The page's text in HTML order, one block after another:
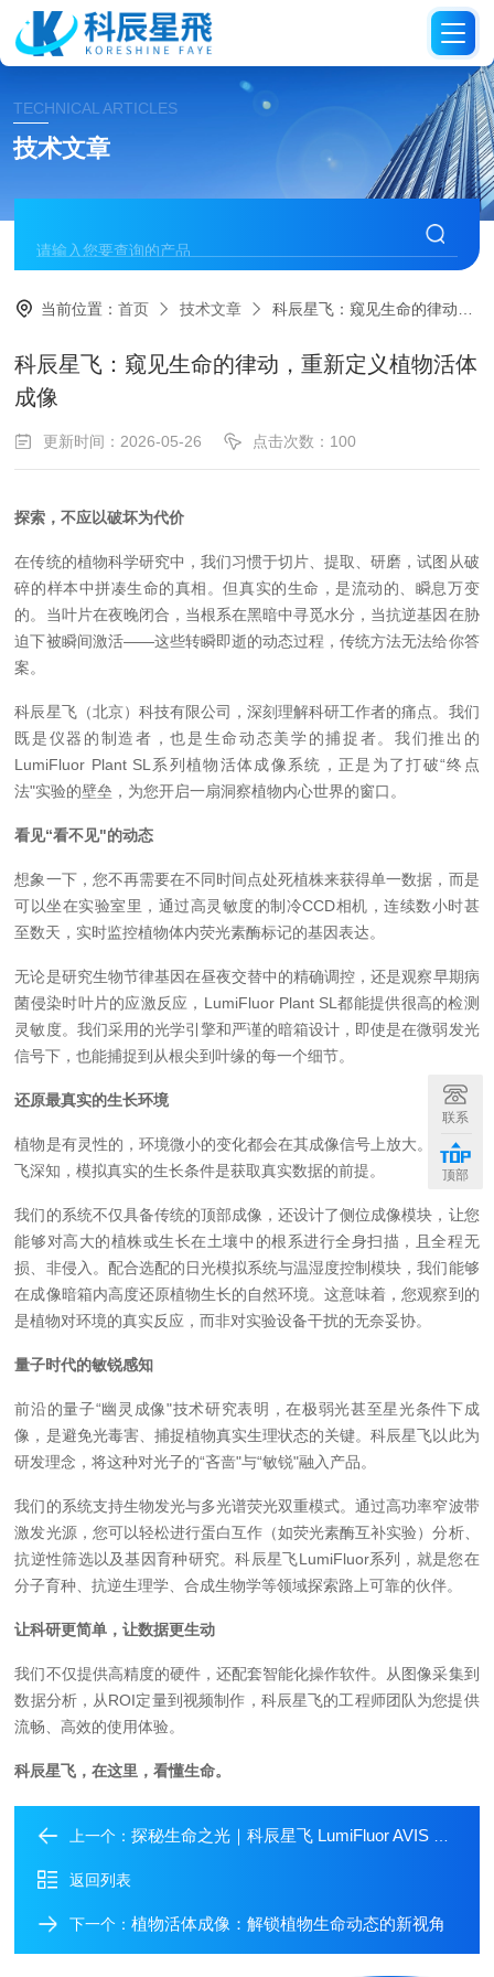
TECHNICAL ARTICLES
技术文章
当前位置：首页 技术文章 科辰星飞：窥见生命的律动，重新定义植物活体成像
科辰星飞：窥见生命的律动，重新定义植物活体
成像
更新时间：2026-05-26 点击次数：100
探索，不应以破坏为代价
在传统的植物科学研究中，我们习惯于切片、提取、研磨，试图从破
碎的样本中拼凑生命的真相。但真实的生命，是流动的、瞬息万变
的。当叶片在夜晚闭合，当根系在黑暗中寻觅水分，当抗逆基因在胁
迫下被瞬间激活——这些转瞬即逝的动态过程，传统方法无法给你答
案。
科辰星飞（北京）科技有限公司，深刻理解科研工作者的痛点。我们
既是仪器的制造者，也是生命动态美学的捕捉者。我们推出的
LumiFluor Plant SL系列植物活体成像系统，正是为了打破“终点
法"实验的壁垒，为您开启一扇洞察植物内心世界的窗口。
看见“看不见"的动态
想象一下，您不再需要在不同时间点处死植株来获得单一数据，而是
可以坐在实验室里，通过高灵敏度的制冷CCD相机，连续数小时甚
至数天，实时监控植物体内荧光素酶标记的基因表达。
无论是研究生物节律基因在昼夜交替中的精确调控，还是观察早期病
菌侵染时叶片的应激反应， LumiFluor Plant SL都能提供很高的检测
灵敏度。我们采用的光学引擎和严谨的暗箱设计，即使是在微弱发光
信号下，也能捕捉到从根尖到叶缘的每一个细节。
还原最真实的生长环境
植物是有灵性的，环境微小的变化都会在其成像信号上放大。科辰星
飞深知，模拟真实的生长条件是获取真实数据的前提。
我们的系统不仅具备传统的顶部成像，还设计了侧位成像模块，让您
能够对高大的植株或生长在土壤中的根系进行全身扫描，且全程无
损、 非侵入 。配合选配的日光模拟系统与温湿度控制模块，我们能够
在成像暗箱内高度还原植物生长的自然环境。这意味着，您观察到的
是植物对环境的真实反应，而非对实验设备干扰的无奈妥协。
量子时代的敏锐感知
前沿的量子“幽灵成像"技术研究表明，在极弱光甚至星光条件下成
像，是避免光毒害、捕捉植物真实生理状态的关键。科辰星飞以此为
研发理念，将这种对光子的“吝啬"与“敏锐"融入产品。
我们的系统支持生物发光与多光谱荧光双重模式。通过高功率窄波带
激发光源，您可以轻松进行蛋白互作（如荧光素酶互补实验）分析、
抗逆性筛选以及基因育种研究。科辰星飞LumiFluor系列，就是您在
分子育种、抗逆生理学、合成生物学等领域探索路上可靠的伙伴。
让科研更简单，让数据更生动
我们不仅提供高精度的硬件，还配套智能化操作软件。从图像采集到
数据分析，从ROI定量到视频制作，科辰星飞的工程师团队为您提供
流畅、高效的使用体验。
科辰星飞，在这里，看懂生命。
上一个：探秘生命之光｜科辰星飞 LumiFluor AVIS T 开启活体成像新“视”界
返回列表
下一个：植物活体成像：解锁植物生命动态的新视角
联系
顶部